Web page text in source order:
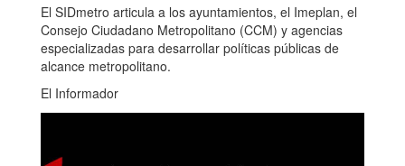
El SIDmetro articula a los ayuntamientos, el Imeplan, el
Consejo Ciudadano Metropolitano (CCM) y agencias
especializadas para desarrollar políticas públicas de
alcance metropolitano.
El Informador